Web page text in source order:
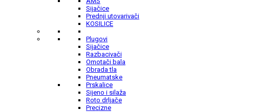
Sijačice
Prednji utovarivači
KOSILICE
Plugovi
Sijačice
Razbacivači
Omotači bala
Obrada tla
Pneumatske
Prskalice
Sijeno i silaža
Roto drljače
Precizne